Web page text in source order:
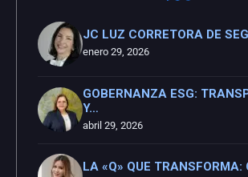
JC LUZ CORRETORA DE
enero 29, 2026
GOBERNANZA ESG:
Y…
abril 29, 2026
LA «Q» QUE